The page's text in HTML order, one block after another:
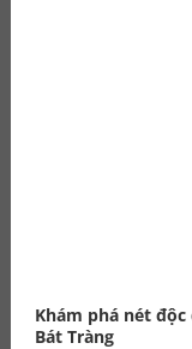
Khám phá nét
Bát Tràng